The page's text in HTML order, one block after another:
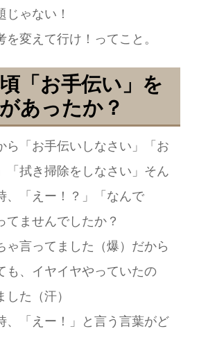
じゃない！
を変えて行け！ってこと。
「お手伝い」を
あったか？
ら「お手伝いしなさい」「お
「拭き掃除をしなさい」そん
、「えー！？」「なんで
てませんでしたか？
ゃ言ってました（爆）だから
も、イヤイヤやっていたの
た（汗）
、「えー！」と言う言葉がど